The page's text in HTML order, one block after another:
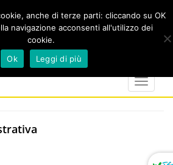
marker
calendar
Toggle
anche di terze parti: cliccando su OK
navigazione acconsenti all'utilizzo dei
cookie.
Ok
Leggi di più